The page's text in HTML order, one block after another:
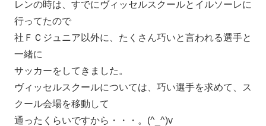
レンの時は、すでにヴィッセルスクールとイルソーレに
行ってたので
社ＦＣジュニア以外に、たくさん巧いと言われる選手と
一緒に
サッカーをしてきました。
ヴィッセルスクールについては、巧い選手を求めて、ス
クール会場を移動して
通ったくらいですから・・・。(^_^)v